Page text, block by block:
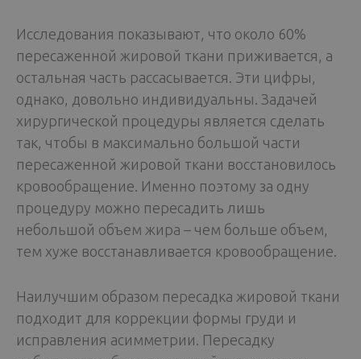
Исследования показывают, что около 60%
пересаженной жировой ткани приживается, а
остальная часть рассасывается. Эти цифры,
однако, довольно индивидуальны. Задачей
хирургической процедуры является сделать
так, чтобы в максимально большой части
пересаженной жировой ткани восстановилось
кровообращение. Именно поэтому за одну
процедуру можно пересадить лишь
небольшой объем жира – чем больше объем,
тем хуже восстанавливается кровообращение.
Наилучшим образом пересадка жировой ткани
подходит для коррекции формы груди и
исправления асимметрии. Пересадку